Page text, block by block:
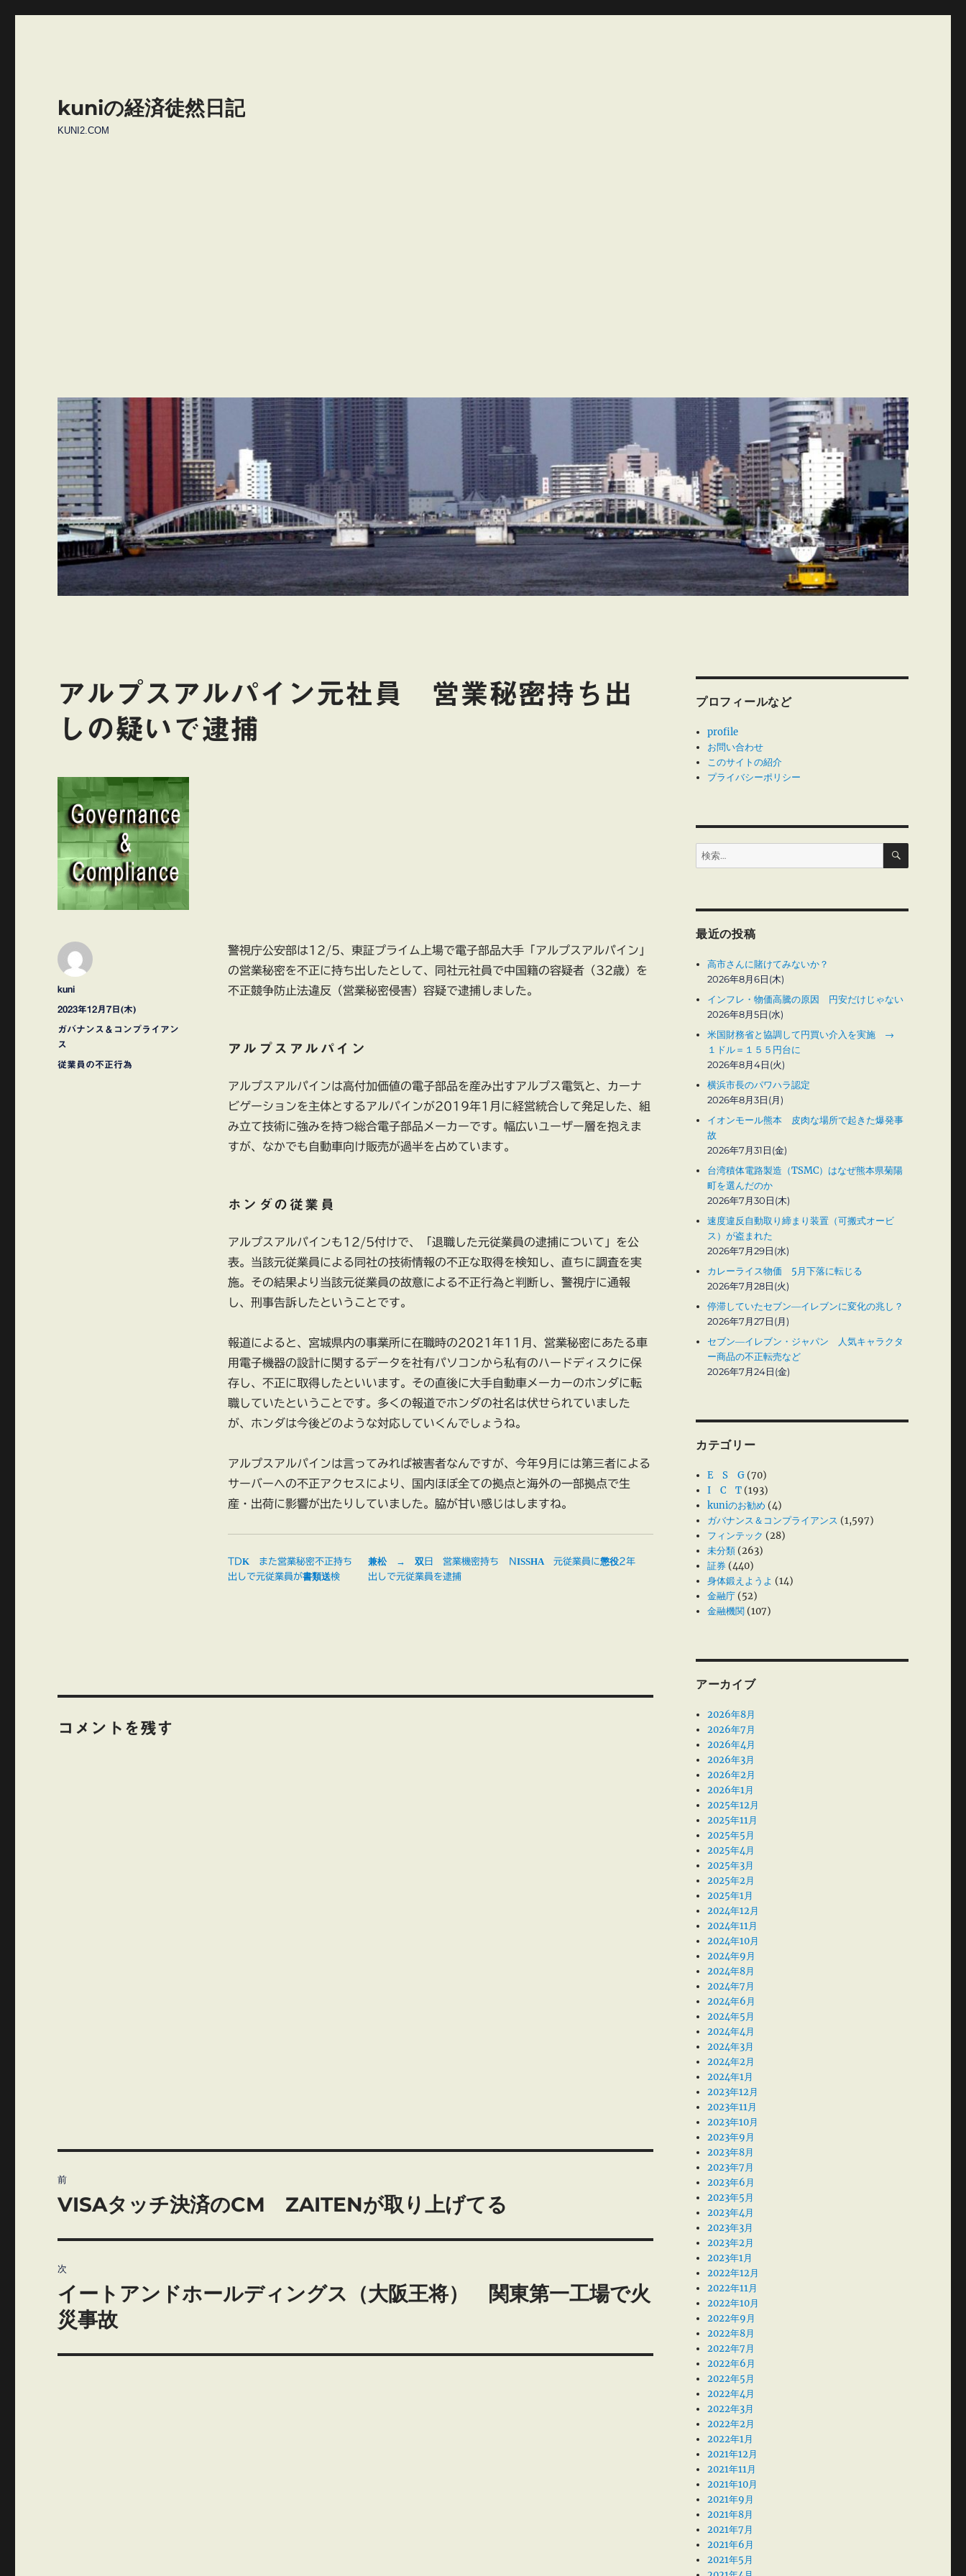
kuniの経済徒然日記
KUNI2.COM
アルプスアルパイン元社員 営業秘密持ち出
しの疑いで逮捕
警視庁公安部は12/5、東証プライム上場で電子部品大手「アルプスアルパイン」
の営業秘密を不正に持ち出したとして、同社元社員で中国籍の容疑者（32歳）を
不正競争防止法違反（営業秘密侵害）容疑で逮捕しました。
アルプスアルパイン
アルプスアルパインは高付加価値の電子部品を産み出すアルプス電気と、カーナ
ビゲーションを主体とするアルパインが2019年1月に経営統合して発足した、組
み立て技術に強みを持つ総合電子部品メーカーです。幅広いユーザー層を抱えま
すが、なかでも自動車向け販売が過半を占めています。
ホンダの従業員
アルプスアルパインも12/5付けで、「退職した元従業員の逮捕について」を公
表。当該元従業員による同社の技術情報の不正な取得を検知し、直ちに調査を実
施。その結果より当該元従業員の故意による不正行為と判断し、警視庁に通報
し、刑事告訴したということです。
報道によると、宮城県内の事業所に在職時の2021年11月、営業秘密にあたる車
用電子機器の設計に関するデータを社有パソコンから私有のハードディスクに保
存し、不正に取得したといいます。その直後に大手自動車メーカーのホンダに転
職していたということです。多くの報道でホンダの社名は伏せられていました
が、ホンダは今後どのような対応していくんでしょうね。
アルプスアルパインは言ってみれば被害者なんですが、今年9月には第三者による
サーバーへの不正アクセスにより、国内ほぼ全ての拠点と海外の一部拠点で生
産・出荷に影響が出たりしていました。脇が甘い感じはしますね。
TDK また営業秘密不正持ち
出しで元従業員が書類送検
兼松 → 双日 営業機密持ち
出しで元従業員を逮捕
NISSHA 元従業員に懲役2年
投
稿
kuni
投
稿
日:
2023年12月7日(木)
カ
テ
ゴ
ガバナンス＆コンプライアン
ス
タ
従業員の不正行為
コメントを残す
稿
ゲ
ー
前
前
投
稿:
VISAタッチ決済のCM ZAITENが取り上げてる
次
次
の
投
稿:
イートアンドホールディングス（大阪王将） 関東第一工場で火
災事故
プロフィールなど
profile
お問い合わせ
このサイトの紹介
プライバシーポリシー
検
索:
検
最近の投稿
高市さんに賭けてみないか？
2026年8月6日(木)
インフレ・物価高騰の原因 円安だけじゃない
2026年8月5日(水)
米国財務省と協調して円買い介入を実施 →
１ドル＝１５５円台に
2026年8月4日(火)
横浜市長のパワハラ認定
2026年8月3日(月)
イオンモール熊本 皮肉な場所で起きた爆発事
故
2026年7月31日(金)
台湾積体電路製造（TSMC）はなぜ熊本県菊陽
町を選んだのか
2026年7月30日(木)
速度違反自動取り締まり装置（可搬式オービ
ス）が盗まれた
2026年7月29日(水)
カレーライス物価 5月下落に転じる
2026年7月28日(火)
停滞していたセブン―イレブンに変化の兆し？
2026年7月27日(月)
セブン―イレブン・ジャパン 人気キャラクタ
ー商品の不正転売など
2026年7月24日(金)
カテゴリー
E S G (70)
I C T (193)
kuniのお勧め (4)
ガバナンス＆コンプライアンス (1,597)
フィンテック (28)
未分類 (263)
証券 (440)
身体鍛えようよ (14)
金融庁 (52)
金融機関 (107)
アーカイブ
2026年8月
2026年7月
2026年4月
2026年3月
2026年2月
2026年1月
2025年12月
2025年11月
2025年5月
2025年4月
2025年3月
2025年2月
2025年1月
2024年12月
2024年11月
2024年10月
2024年9月
2024年8月
2024年7月
2024年6月
2024年5月
2024年4月
2024年3月
2024年2月
2024年1月
2023年12月
2023年11月
2023年10月
2023年9月
2023年8月
2023年7月
2023年6月
2023年5月
2023年4月
2023年3月
2023年2月
2023年1月
2022年12月
2022年11月
2022年10月
2022年9月
2022年8月
2022年7月
2022年6月
2022年5月
2022年4月
2022年3月
2022年2月
2022年1月
2021年12月
2021年11月
2021年10月
2021年9月
2021年8月
2021年7月
2021年6月
2021年5月